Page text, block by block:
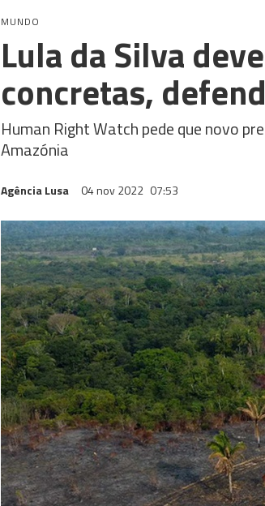
MUNDO
Lula da Silva
concretas,
Human Right Watch pede que novo
Amazónia
Agência Lusa 04 nov 2022 07:53